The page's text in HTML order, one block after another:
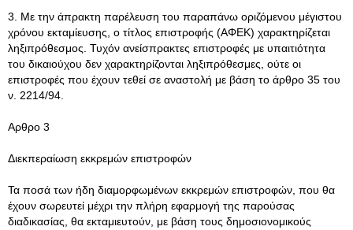
3. Με την άπρακτη παρέλευση του παραπάνω οριζόμενου μέγιστου
χρόνου εκταμίευσης, ο τίτλος επιστροφής (ΑΦΕΚ) χαρακτηρίζεται
ληξιπρόθεσμος. Τυχόν ανείσπρακτες επιστροφές με υπαιτιότητα
του δικαιούχου δεν χαρακτηρίζονται ληξιπρόθεσμες, ούτε οι
επιστροφές που έχουν τεθεί σε αναστολή με βάση το άρθρο 35 του
ν. 2214/94.
Αρθρο 3
Διεκπεραίωση εκκρεμών επιστροφών
Τα ποσά των ήδη διαμορφωμένων εκκρεμών επιστροφών, που θα
έχουν σωρευτεί μέχρι την πλήρη εφαρμογή της παρούσας
διαδικασίας, θα εκταμιευτούν, με βάση τους δημοσιονομικούς